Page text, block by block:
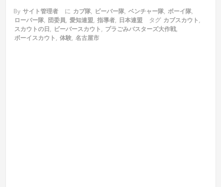
By サイト管理者 に カブ隊, ビーバー隊, ベンチャー隊, ボーイ隊,
ローバー隊, 団委員, 愛知連盟, 指導者, 日本連盟 タグ カブスカウト,
スカウトの日, ビーバースカウト, プラごみバスターズ大作戦,
ボーイスカウト, 体験, 名古屋市